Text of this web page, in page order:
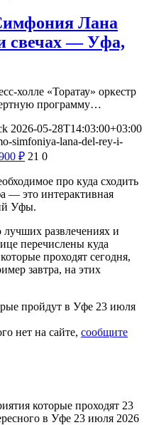
Лана
свечах — Уфа,
холле «Торатау» оркестр
программу…
2026-05-28T14:03:00+03:00
simfoniya-lana-del-rey-i-
₽ 21 0
про куда сходить
— это интерактивная
Уфы.
развлечениях и
перечислены куда
проходят сегодня,
завтра, на этих
пройдут в Уфе 23 июля
нет на сайте, сообщите
которые проходят 23
в Уфе 23 июля 2026